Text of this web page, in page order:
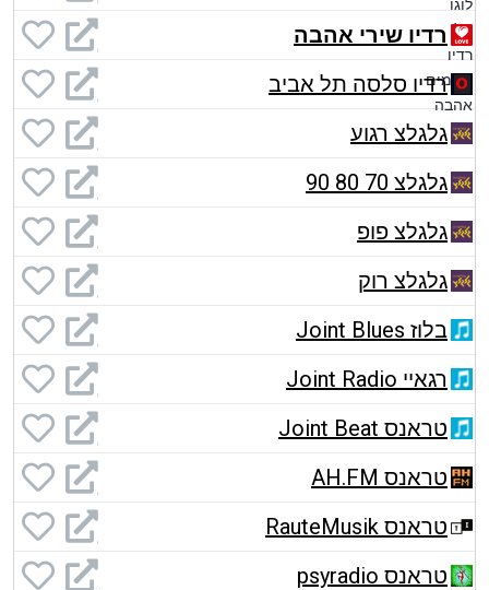
רדיו שירי אהבה
רדיו סלסה תל אביב
גלגלצ רגוע
גלגלצ 70 80 90
גלגלצ פופ
גלגלצ רוק
בלוז Joint Blues
רגאיי Joint Radio
טראנס Joint Beat
טראנס AH.FM
טראנס RauteMusik
טראנס psyradio